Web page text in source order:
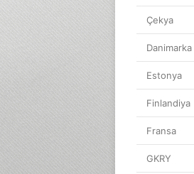
Çekya
Danimarka
Estonya
Finlandiya
Fransa
GKRY